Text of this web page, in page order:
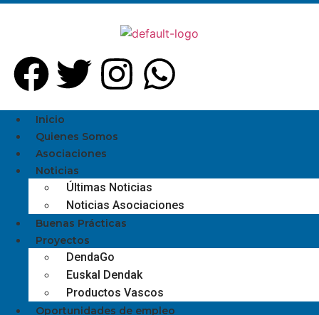
Inicio
Quienes Somos
Asociaciones
Noticias
Últimas Noticias
Noticias Asociaciones
Buenas Prácticas
Proyectos
DendaGo
Euskal Dendak
Productos Vascos
Oportunidades de empleo